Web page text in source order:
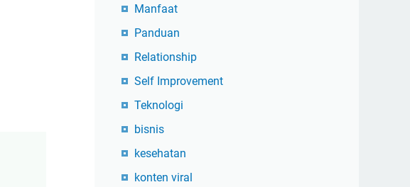
Manfaat
Panduan
Relationship
Self Improvement
Teknologi
bisnis
kesehatan
konten viral